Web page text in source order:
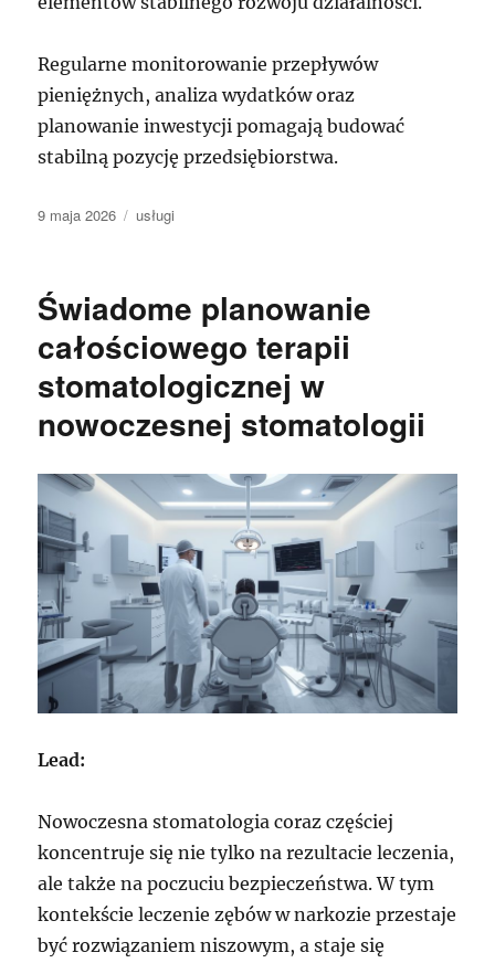
Regularne monitorowanie przepływów
pieniężnych, analiza wydatków oraz
planowanie inwestycji pomagają budować
stabilną pozycję przedsiębiorstwa.
Data
9 maja 2026 Kategorie
usługi
Świadome planowanie
całościowego terapii
stomatologicznej w
nowoczesnej stomatologii
Lead:
Nowoczesna stomatologia coraz częściej
koncentruje się nie tylko na rezultacie leczenia,
ale także na poczuciu bezpieczeństwa. W tym
kontekście leczenie zębów w narkozie przestaje
być rozwiązaniem niszowym, a staje się